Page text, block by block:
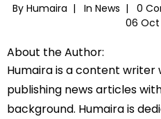
By Humaira | In News | 0
06 Oct
About the Author:
Humaira is a content writer
publishing news articles
background. Humaira is